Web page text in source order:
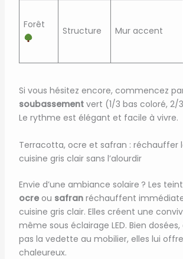
Forêt
Structure Mur accent
Si vous hésitez encore, commencez
soubassementvert (1/3 bas coloré, 2/
Le rythme est élégant et facile à vivre.
Terracotta, ocre et safran : réchauffer
cuisine gris clair sans l’alourdir
Envie d’une ambiance solaire ? Les
ocreou safranréchauffent
cuisine gris clair. Elles créent une
même sous éclairage LED. Bien
pas la vedette au mobilier, elles lui
chaleureux.